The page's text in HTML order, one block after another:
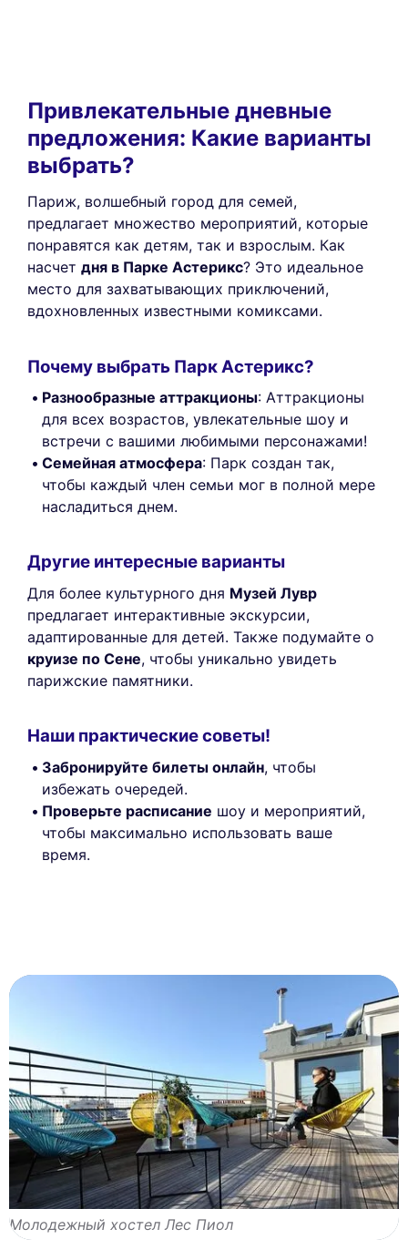
Привлекательные дневные
предложения: Какие варианты
выбрать?
Париж, волшебный город для семей,
предлагает множество мероприятий, которые
понравятся как детям, так и взрослым. Как
насчет дня в Парке Астерикс? Это идеальное
место для захватывающих приключений,
вдохновленных известными комиксами.
Почему выбрать Парк Астерикс?
Разнообразные аттракционы: Аттракционы
для всех возрастов, увлекательные шоу и
встречи с вашими любимыми персонажами!
Семейная атмосфера: Парк создан так,
чтобы каждый член семьи мог в полной мере
насладиться днем.
Другие интересные варианты
Для более культурного дня Музей Лувр
предлагает интерактивные экскурсии,
адаптированные для детей. Также подумайте о
круизе по Сене, чтобы уникально увидеть
парижские памятники.
Наши практические советы!
Забронируйте билеты онлайн, чтобы
избежать очередей.
Проверьте расписание шоу и мероприятий,
чтобы максимально использовать ваше
время.
Молодежный хостел Лес Пиол